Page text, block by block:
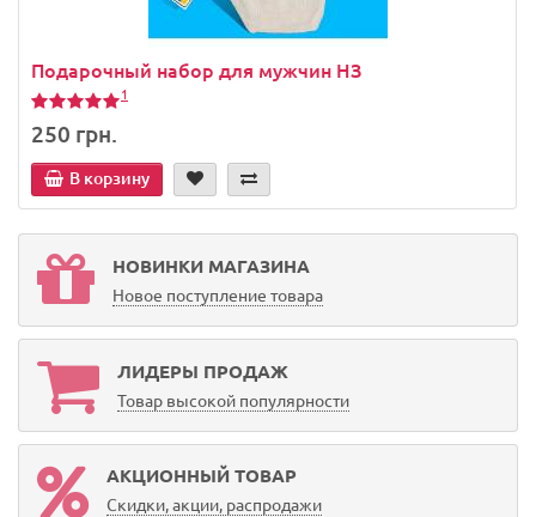
Подарочный набор для мужчин НЗ
1
250 грн.
В корзину
НОВИНКИ МАГАЗИНА
Новое поступление товара
ЛИДЕРЫ ПРОДАЖ
Товар высокой популярности
АКЦИОННЫЙ ТОВАР
Скидки, акции, распродажи